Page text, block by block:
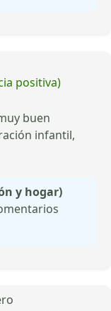
positiva)
buen
infantil,
y hogar)